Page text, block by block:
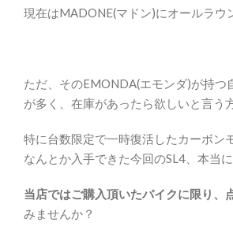
現在はMADONE(マドン)にオールラウ
ただ、そのEMONDA(エモンダ)が持
が多く、在庫があったら欲しいと言う
特に台数限定で一時復活したカーボン
なんとか入手できた今回のSL4、本当
当店ではご購入頂いたバイクに限り、
みませんか？